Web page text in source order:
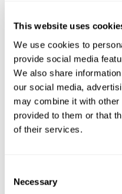
This website uses
We use cookies to
provide social media
We also share
our social media,
may combine it with other
provided to them or that
of their services.
Selection
Necessary
entrenamiento cognitivo
mental, lacognicióny el
Estudios e
Científicas
A continuación encontrarás
investigaciones sobre el
entrenamiento cognitivo.
La Teoría de la Velocidad